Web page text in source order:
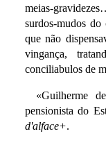
meias-
surdos-mudos
que não
vingança,
conciliabulos de
«Guilherme
pensionista do
d'alface+.